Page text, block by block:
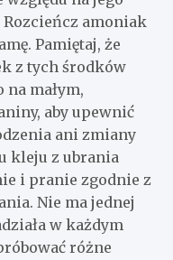
amoniak
Pamiętaj, że
z tych środków
małym,
aby upewnić
ani zmiany
kleju z ubrania
i pranie zgodnie z
Nie ma jednej
w każdym
różne